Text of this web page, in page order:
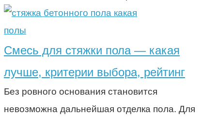
полы
Смесь для стяжки пола — какая
лучше, критерии выбора, рейтинг
Без ровного основания становится
невозможна дальнейшая отделка пола. Для